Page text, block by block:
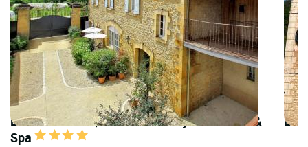
LOGIS HOTELS | Teritoria les Glycines Hôtel &
Spa